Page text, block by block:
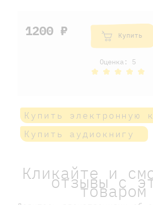
1200 ₽ Купить
Оценка: 5
Купить электронную
Купить аудиокнигу
Кликайте и
отзывы с
товаром